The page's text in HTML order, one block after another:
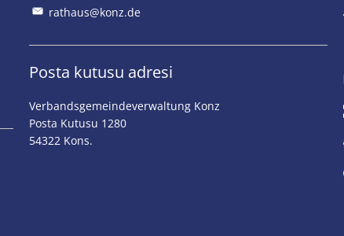
rathaus@konz.de
Posta kutusu adresi
Verbandsgemeindeverwaltung Konz
Posta Kutusu 1280
54322 Kons.